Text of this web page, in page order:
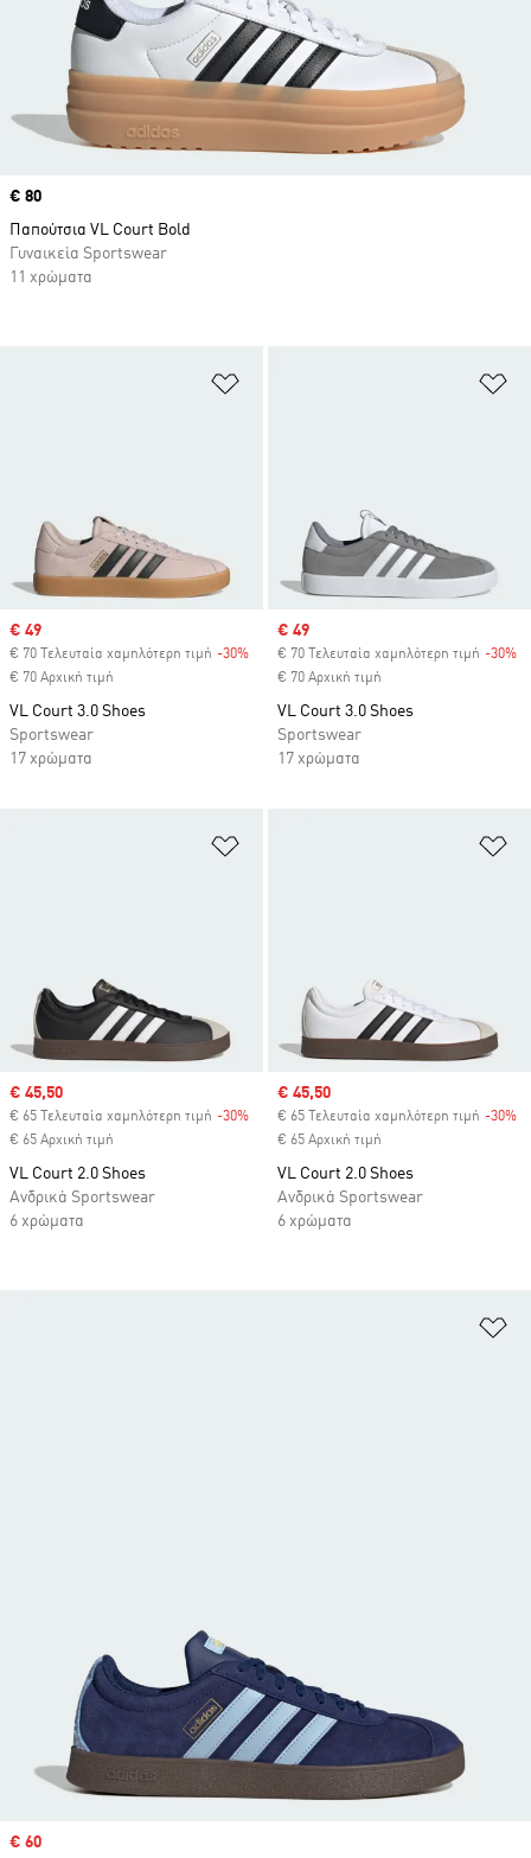
Προσθήκη στη Λίστα Επιθυμιών
Sale price
€ 49
€ 70 Τελευταία χαμηλότερη τιμή -30% Discount
€ 70 Αρχική τιμή
VL Court 3.0 Shoes
Sportswear
17 χρώματα
Sale price
€ 49
€ 70 Τελευταία χαμηλότερη τιμή -30%
€ 70 Αρχική τιμή
VL Court 3.0 Shoes
Sportswear
17 χρώματα
Προσθήκη στη Λίστα Επιθυμιών
Sale price
€ 45,50
€ 65 Τελευταία χαμηλότερη τιμή -30% Discount
€ 65 Αρχική τιμή
VL Court 2.0 Shoes
Ανδρικά Sportswear
6 χρώματα
Sale price
€ 45,50
€ 65 Τελευταία χαμηλότερη τιμή -30%
€ 65 Αρχική τιμή
VL Court 2.0 Shoes
Ανδρικά Sportswear
6 χρώματα
Price
€ 80
Παπούτσια VL Court Bold
Γυναικεία Sportswear
11 χρώματα
Sale price
€ 60